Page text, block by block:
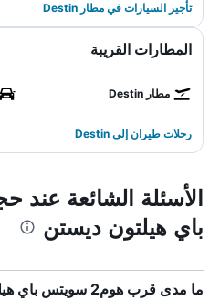
تأجير السيارات في مطار Destin
المطارات القريبة
مطار Destin
رحلات طيران إلى Destin
باي هيلتون ديستن
ما مدى قرب هوم2